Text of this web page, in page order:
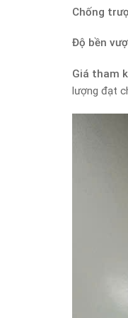
Chống
Độ bền
Giá tham
lượng đạt